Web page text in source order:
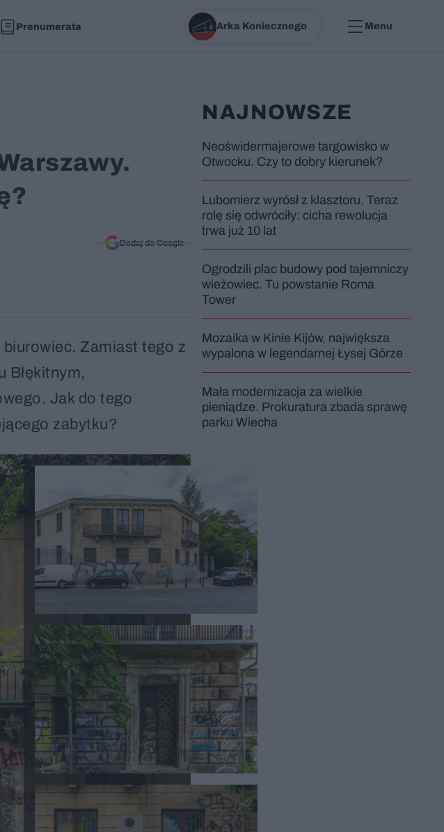
Prenumerata Arka Koniecznego Menu
Dodaj do Google
biurowiec. Zamiast tego z
Błękitnym,
Jak do tego
zabytku?
NAJNOWSZE
Neoświdermajerowe targowisko w
Otwocku. Czy to dobry kierunek?
Lubomierz wyrósł z klasztoru. Teraz
rolę się odwróciły: cicha rewolucja
trwa już 10 lat
Ogrodzili plac budowy pod tajemniczy
wieżowiec. Tu powstanie Roma
Tower
Mozaika w Kinie Kijów, największa
wypalona w legendarnej Łysej Górze
Mała modernizacja za wielkie
pieniądze. Prokuratura zbada sprawę
parku Wiecha